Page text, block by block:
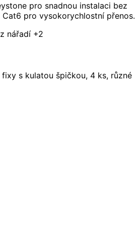
pro snadnou instalaci bez
Cat6 pro vysokorychlostní přenos.
nářadí +2
fixy s kulatou špičkou, 4 ks, různé